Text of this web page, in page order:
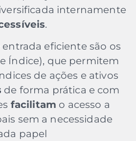
internamente
.
eficiente são os
Índice), que permitem
de ações e ativos
de forma prática e com
facilitam o acesso a
sem a necessidade
papel